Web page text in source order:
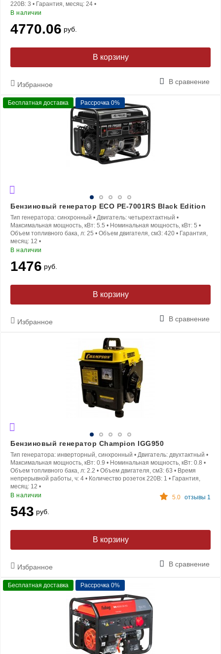
220В: 3 • Гарантия, месяц: 24 •
В наличии
4770.06 руб.
В корзину
Избранное В сравнение
Бесплатная доставка Рассрочка 0%
Бензиновый генератор ECO PE-7001RS Black Edition
Тип генератора: синхронный • Двигатель: четырехтактный •
Максимальная мощность, кВт: 5.5 • Номинальная мощность, кВт: 5 •
Объем топливного бака, л: 25 • Объем двигателя, см3: 420 • Гарантия,
месяц: 12 •
В наличии
1476 руб.
В корзину
Избранное В сравнение
Бензиновый генератор Champion IGG950
Тип генератора: инверторный, синхронный • Двигатель: двухтактный •
Максимальная мощность, кВт: 0.9 • Номинальная мощность, кВт: 0.8 •
Объем топливного бака, л: 2.2 • Объем двигателя, см3: 63 • Время
непрерывной работы, ч: 4 • Количество розеток 220В: 1 • Гарантия,
месяц: 12 •
В наличии
5.0 отзывы 1
543 руб.
В корзину
Избранное В сравнение
Бесплатная доставка Рассрочка 0%